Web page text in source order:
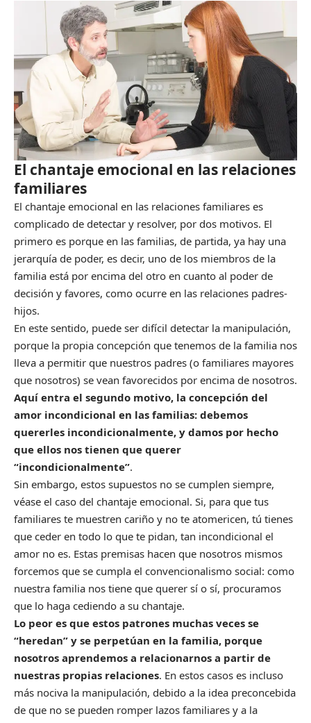
El chantaje emocional en las relaciones
familiares
El chantaje emocional en las relaciones familiares es
complicado de detectar y resolver, por dos motivos. El
primero es porque en las familias, de partida, ya hay una
jerarquía de poder, es decir, uno de los miembros de la
familia está por encima del otro en cuanto al poder de
decisión y favores, como ocurre en las relaciones padres-
hijos.
En este sentido, puede ser difícil detectar la manipulación,
porque la propia concepción que tenemos de la familia nos
lleva a permitir que nuestros padres (o familiares mayores
que nosotros) se vean favorecidos por encima de nosotros.
Aquí entra el segundo motivo, la concepción del
amor incondicional en las familias: debemos
quererles incondicionalmente, y damos por hecho
que ellos nos tienen que querer
“incondicionalmente”.
Sin embargo, estos supuestos no se cumplen siempre,
véase el caso del chantaje emocional. Si, para que tus
familiares te muestren cariño y no te atomericen, tú tienes
que ceder en todo lo que te pidan, tan incondicional el
amor no es. Estas premisas hacen que nosotros mismos
forcemos que se cumpla el convencionalismo social: como
nuestra familia nos tiene que querer sí o sí, procuramos
que lo haga cediendo a su chantaje.
Lo peor es que estos patrones muchas veces se
“heredan” y se perpetúan en la familia, porque
nosotros aprendemos a relacionarnos a partir de
nuestras propias relaciones. En estos casos es incluso
más nociva la manipulación, debido a la idea preconcebida
de que no se pueden romper lazos familiares y a la